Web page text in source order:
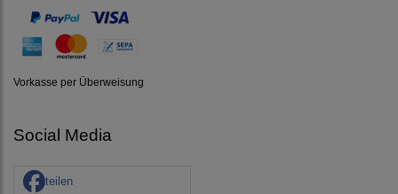
Vorkasse per Überweisung
Social Media
teilen